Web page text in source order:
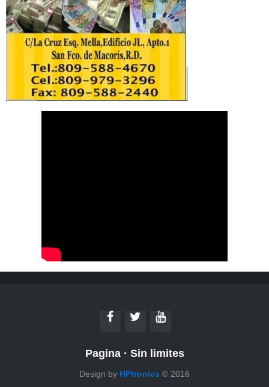
Pagina· Sin limites
Design by HPtronics © 2016